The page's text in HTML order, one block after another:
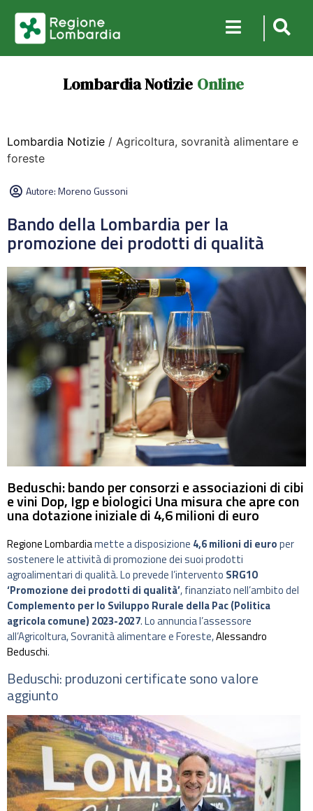
Lombardia Notizie Online
Lombardia Notizie / Agricoltura, sovranità alimentare e
foreste
Autore:Moreno Gussoni
Bando della Lombardia per la
promozione dei prodotti di qualità
Beduschi: bando per consorzi e associazioni di cibi
e vini Dop, Igp e biologici Una misura che apre con
una dotazione iniziale di 4,6 milioni di euro
Regione Lombardiamette a disposizione 4,6 milioni di europer
sostenere le attività di promozione dei suoi prodotti
agroalimentari di qualità. Lo prevede l’intervento SRG10
‘Promozione dei prodotti di qualità’, finanziato nell’ambito del
Complemento per lo Sviluppo Rurale della Pac (Politica
agricola comune) 2023-2027. Lo annuncia l’assessore
all’Agricoltura, Sovranità alimentare e Foreste,Alessandro
Beduschi.
Beduschi: produzoni certificate sono valore
aggiunto